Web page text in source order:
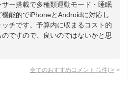
ー搭載で多種類運動モード・睡眠
能的でiPhoneとAndroidに対応し
チです。予算内に収まるコスト的
ですので、良いのではないかと思
全てのおすすめコメント (1 件) >